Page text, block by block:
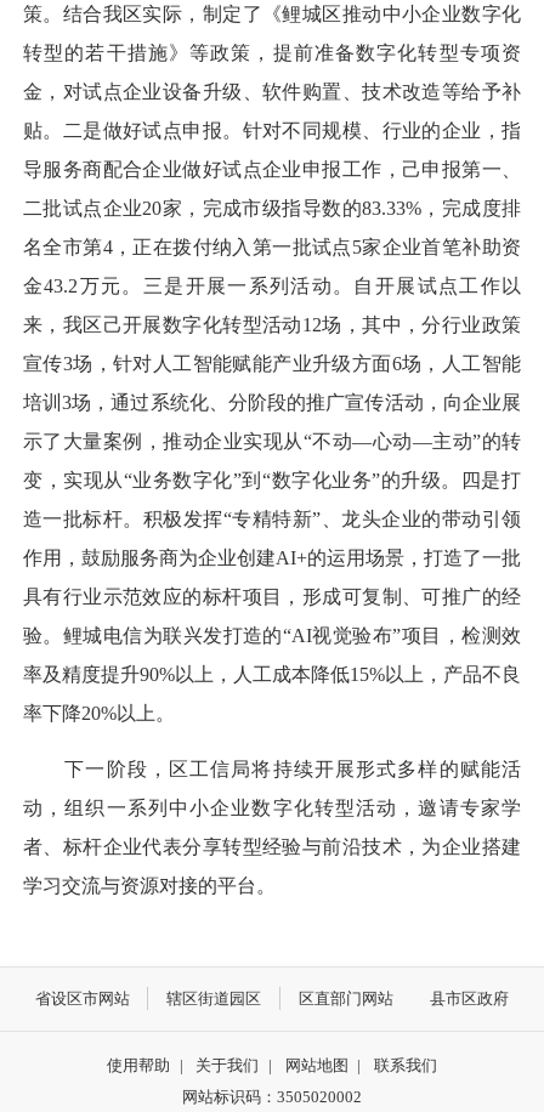
策。结合我区实际，制定了《鲤城区推动中小企业数字化
转型的若干措施》等政策，提前准备数字化转型专项资
金，对试点企业设备升级、软件购置、技术改造等给予补
贴。二是做好试点申报。针对不同规模、行业的企业，指
导服务商配合企业做好试点企业申报工作，己申报第一、
二批试点企业20家，完成市级指导数的83.33%，完成度排
名全市第4，正在拨付纳入第一批试点5家企业首笔补助资
金43.2万元。三是开展一系列活动。自开展试点工作以
来，我区己开展数字化转型活动12场，其中，分行业政策
宣传3场，针对人工智能赋能产业升级方面6场，人工智能
培训3场，通过系统化、分阶段的推广宣传活动，向企业展
示了大量案例，推动企业实现从“不动—心动—主动”的转
变，实现从“业务数字化”到“数字化业务”的升级。四是打
造一批标杆。积极发挥“专精特新”、龙头企业的带动引领
作用，鼓励服务商为企业创建AI+的运用场景，打造了一批
具有行业示范效应的标杆项目，形成可复制、可推广的经
验。鲤城电信为联兴发打造的“AI视觉验布”项目，检测效
率及精度提升90%以上，人工成本降低15%以上，产品不良
率下降20%以上。
下一阶段，区工信局将持续开展形式多样的赋能活
动，组织一系列中小企业数字化转型活动，邀请专家学
者、标杆企业代表分享转型经验与前沿技术，为企业搭建
学习交流与资源对接的平台。
省设区市网站 辖区街道园区 区直部门网站 县市区政府
使用帮助 | 关于我们 | 网站地图 |
联系我们
网站标识码：3505020002